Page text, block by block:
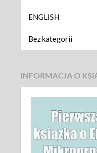
ENGLISH
Bez kategorii
INFORMACJA O